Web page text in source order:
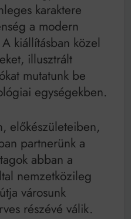
karaktere
a modern
kiállításban közel
illusztrált
mutatunk be
egységekben.
előkészületeiben,
partnerünk a
abban a
nemzetközileg
városunk
részévé válik.